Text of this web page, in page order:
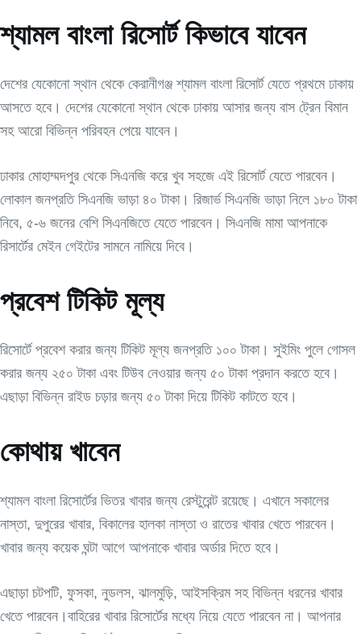
শ্যামল বাংলা রিসোর্ট কিভাবে যাবেন
দেশের যেকোনো স্থান থেকে কেরানীগঞ্জ শ্যামল বাংলা রিসোর্ট যেতে প্রথমে ঢাকায়
আসতে হবে। দেশের যেকোনো স্থান থেকে ঢাকায় আসার জন্য বাস ট্রেন বিমান
সহ আরো বিভিন্ন পরিবহন পেয়ে যাবেন।
ঢাকার মোহাম্মদপুর থেকে সিএনজি করে খুব সহজে এই রিসোর্ট যেতে পারবেন।
লোকাল জনপ্রতি সিএনজি ভাড়া ৪০ টাকা। রিজার্ভ সিএনজি ভাড়া নিলে ১৮০ টাকা
নিবে, ৫-৬ জনের বেশি সিএনজিতে যেতে পারবেন। সিএনজি মামা আপনাকে
রিসার্টের মেইন গেইটের সামনে নামিয়ে দিবে।
প্রবেশ টিকিট মূল্য
রিসোর্টে প্রবেশ করার জন্য টিকিট মূল্য জনপ্রতি ১০০ টাকা। সুইমিং পুলে গোসল
করার জন্য ২৫০ টাকা এবং টিউব নেওয়ার জন্য ৫০ টাকা প্রদান করতে হবে।
এছাড়া বিভিন্ন রাইড চড়ার জন্য ৫০ টাকা দিয়ে টিকিট কাটতে হবে।
কোথায় খাবেন
শ্যামল বাংলা রিসোর্টের ভিতর খাবার জন্য রেস্টুরেন্ট রয়েছে। এখানে সকালের
নাস্তা, দুপুরের খাবার, বিকালের হালকা নাস্তা ও রাতের খাবার খেতে পারবেন।
খাবার জন্য কয়েক ঘন্টা আগে আপনাকে খাবার অর্ডার দিতে হবে।
এছাড়া চটপটি, ফুসকা, নুডলস, ঝালমুড়ি, আইসক্রিম সহ বিভিন্ন ধরনের খাবার
খেতে পারবেন।বাহিরের খাবার রিসোর্টের মধ্যে নিয়ে যেতে পারবেন না। আপনার